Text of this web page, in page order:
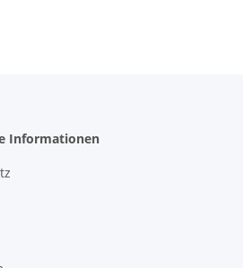
Informationen